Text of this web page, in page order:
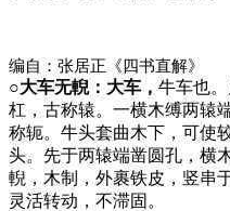
编自：张居正《四书直解》
○大车无輗：大车， 牛车也
杠，古称辕。一横木缚两辕
称轭。牛头套曲木下，可使
头。先于两辕端凿圆孔，横
輗，木制，外裹铁皮，竖串
灵活转动，不滞固。